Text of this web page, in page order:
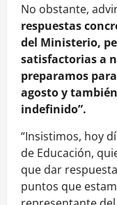
No obstante,
respuestas
del Ministerio,
satisfactorias a
preparamos
agosto y
indefinido”.
“Insistimos, hoy
de Educación,
que dar
puntos que